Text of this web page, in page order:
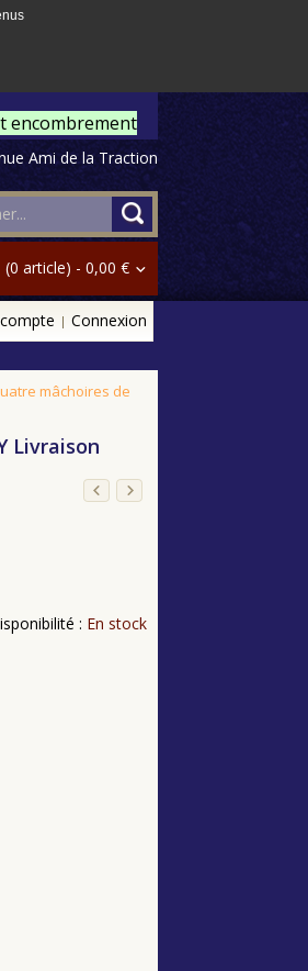
encombrement
Ami de la Traction
(0 article) - 0,00 €
Connexion
mâchoires de
Livraison
: En stock